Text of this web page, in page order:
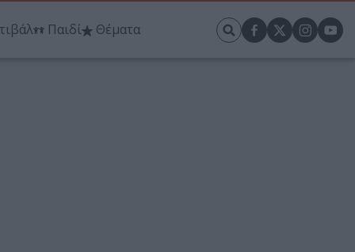
Παιδί Θέματα